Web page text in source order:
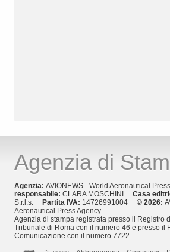
Agenzia di
Agenzia: AVIONEWS - World Aeronautical
responsabile: CLARA MOSCHINI Casa
S.r.l.s. Partita IVA: 14726991004 © 2026:
Aeronautical Press Agency
Agenzia di stampa registrata presso il Registro
Tribunale di Roma con il numero 46 e presso il
Comunicazione con il numero 7722